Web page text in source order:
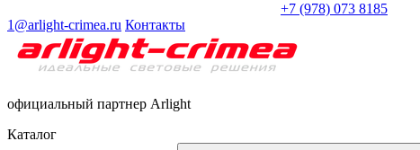
+7 (978) 073 8185
1@arlight-crimea.ru Контакты
официальный партнер Arlight
Каталог